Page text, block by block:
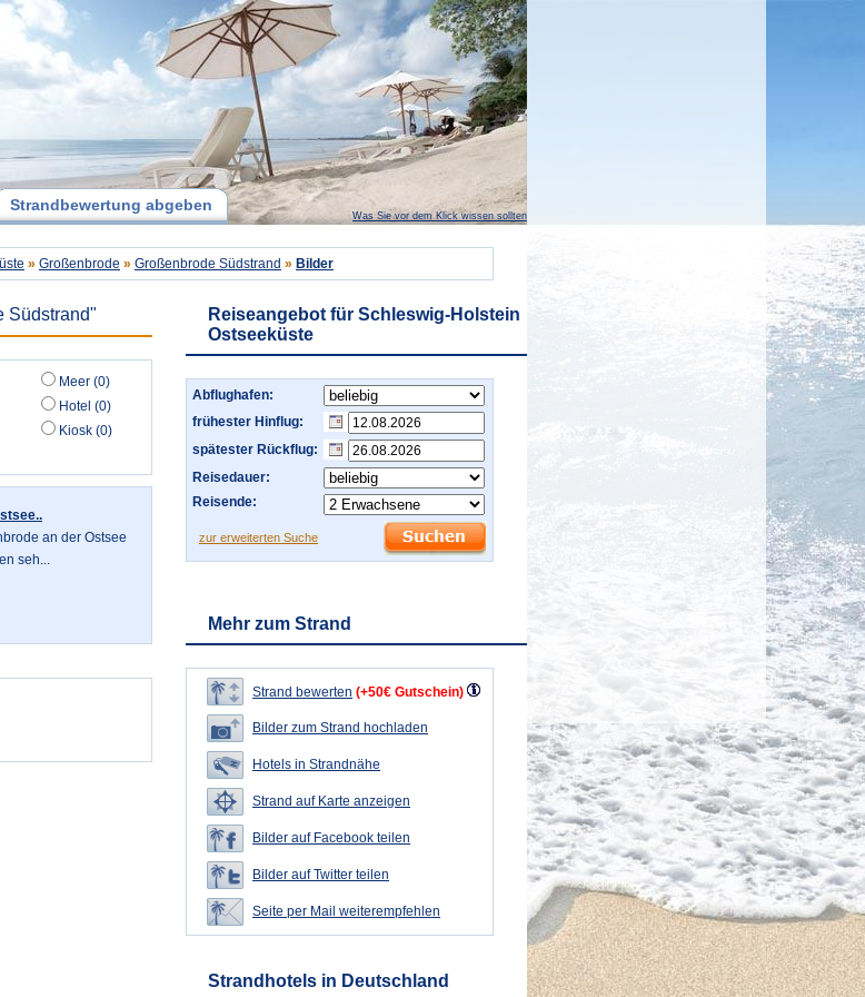
Strandbewertung abgeben
Was Sie vor dem Klick wissen sollten
» Großenbrode » Großenbrode Südstrand » Bilder
Südstrand"
Meer (0)
Hotel (0)
Kiosk (0)
an der Ostsee
seh...
Reiseangebot für Schleswig-Holstein
Ostseeküste
Abflughafen:
frühester Hinflug:
spätester Rückflug:
Reisedauer:
Reisende:
zur erweiterten Suche
Mehr zum Strand
Strand bewerten (+50€ Gutschein)
Bilder zum Strand hochladen
Hotels in Strandnähe
Strand auf Karte anzeigen
Bilder auf Facebook teilen
Bilder auf Twitter teilen
Seite per Mail weiterempfehlen
Strandhotels in Deutschland